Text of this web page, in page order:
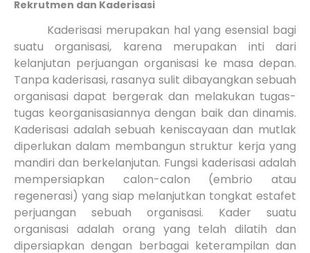
Rekrutmen dan Kaderisasi
Kaderisasi merupakan hal yang esensial bagi
suatu organisasi, karena merupakan inti dari
kelanjutan perjuangan organisasi ke masa depan.
Tanpa kaderisasi, rasanya sulit dibayangkan sebuah
organisasi dapat bergerak dan melakukan tugas-
tugas keorganisasiannya dengan baik dan dinamis.
Kaderisasi adalah sebuah keniscayaan dan mutlak
diperlukan dalam membangun struktur kerja yang
mandiri dan berkelanjutan. Fungsi kaderisasi adalah
mempersiapkan calon-calon (embrio atau
regenerasi) yang siap melanjutkan tongkat estafet
perjuangan sebuah organisasi. Kader suatu
organisasi adalah orang yang telah dilatih dan
dipersiapkan dengan berbagai keterampilan dan